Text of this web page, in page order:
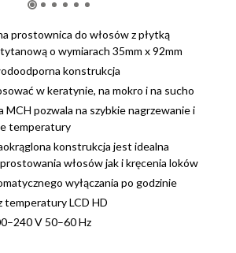
prostownica do włosów z płytką
o wymiarach 35mm x 92mm
konstrukcja
w keratynie, na mokro i na sucho
MCH pozwala na szybkie nagrzewanie i
temperatury
konstrukcja jest idealna
włosów jak i kręcenia loków
wyłączania po godzinie
temperatury LCD HD
V 50–60 Hz